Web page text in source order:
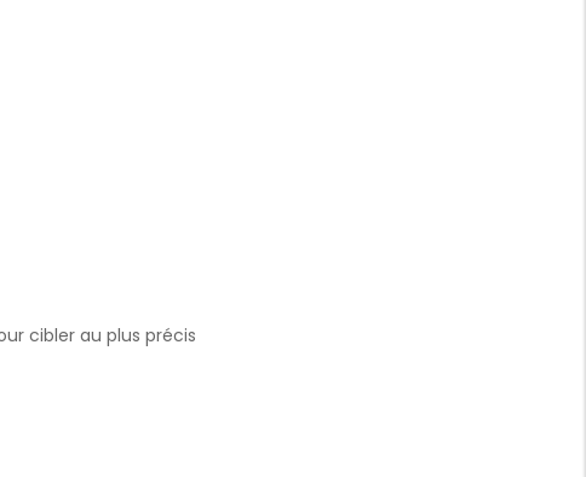
cibler au plus précis